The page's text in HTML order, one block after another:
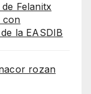
Felanitx
con
la EASDIB
rozan